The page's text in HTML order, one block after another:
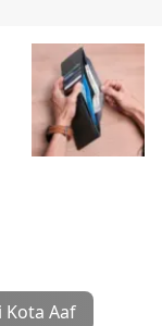
Kota Aaf